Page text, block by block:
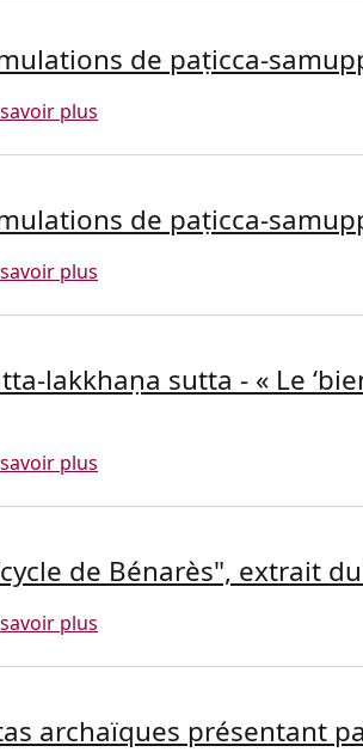
de paṭicca-
plus
de paṭicca-
plus
lakkhaṇa sutta - « Le
plus
de Bénarès", extrait
plus
archaïques présentant